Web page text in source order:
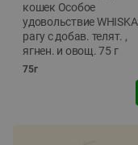
кошек Особое
удовольствие
рагу с добав. телят. ,
ягнен. и овощ. 75 г
75г